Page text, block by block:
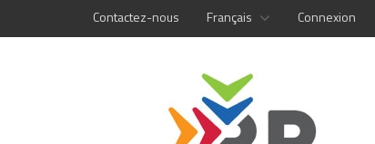
Contactez-nous Français Connexion